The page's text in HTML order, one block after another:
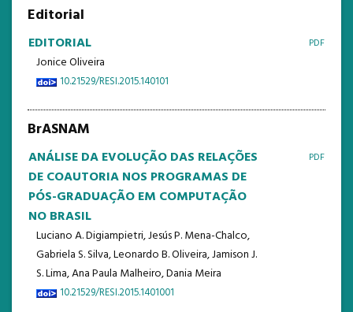
ESTATÍSTICAS
TEMPLATE
Editorial
EDITORIAL
Jonice Oliveira
10.21529/RESI.2015.140101
PDF
BrASNAM
ANÁLISE DA EVOLUÇÃO DAS RELAÇÕES
DE COAUTORIA NOS PROGRAMAS DE
PÓS-GRADUAÇÃO EM COMPUTAÇÃO
NO BRASIL
Luciano A. Digiampietri, Jesús P. Mena-Chalco,
Gabriela S. Silva, Leonardo B. Oliveira, Jamison J.
S. Lima, Ana Paula Malheiro, Dania Meira
10.21529/RESI.2015.1401001
PDF